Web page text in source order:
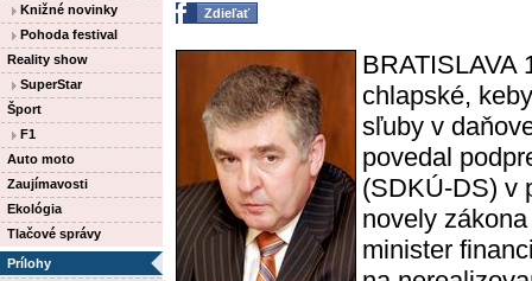
Knižné novinky
Pohoda festival
Reality show
SuperStar
Šport
F1
Auto moto
Zaujímavosti
Ekológia
Tlačové správy
Prílohy
Zdieľať
BRATISLAVA
chlapské,
sľuby v
povedal
(SDKÚ-DS) v
novely
minister